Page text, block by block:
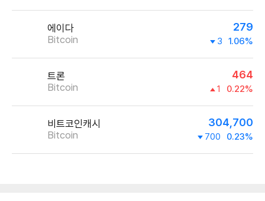
에이다
Bitcoin
279
3 1.06%
트론
Bitcoin
464
1 0.22%
비트코인캐시
Bitcoin
304,700
700 0.23%